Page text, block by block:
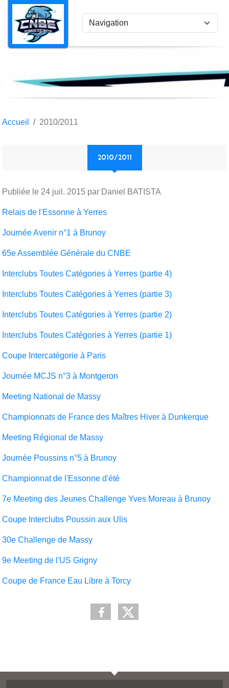
Accueil 2010/2011
2010/2011
Publiée le 24 juil. 2015 par Daniel BATISTA
Relais de l'Essonne à Yerres
Journée Avenir n°1 à Brunoy
65e Assemblée Générale du CNBE
Interclubs Toutes Catégories à Yerres (partie 4)
Interclubs Toutes Catégories à Yerres (partie 3)
Interclubs Toutes Catégories à Yerres (partie 2)
Interclubs Toutes Catégories à Yerres (partie 1)
Coupe Intercatégorie à Paris
Journée MCJS n°3 à Montgeron
Meeting National de Massy
Championnats de France des Maîtres Hiver à Dunkerque
Meeting Régional de Massy
Journée Poussins n°5 à Brunoy
Championnat de l'Essonne d'été
7e Meeting des Jeunes Challenge Yves Moreau à Brunoy
Coupe Interclubs Poussin aux Ulis
30e Challenge de Massy
9e Meeting de l'US Grigny
Coupe de France Eau Libre à Torcy
Panneau de gestion des cookies